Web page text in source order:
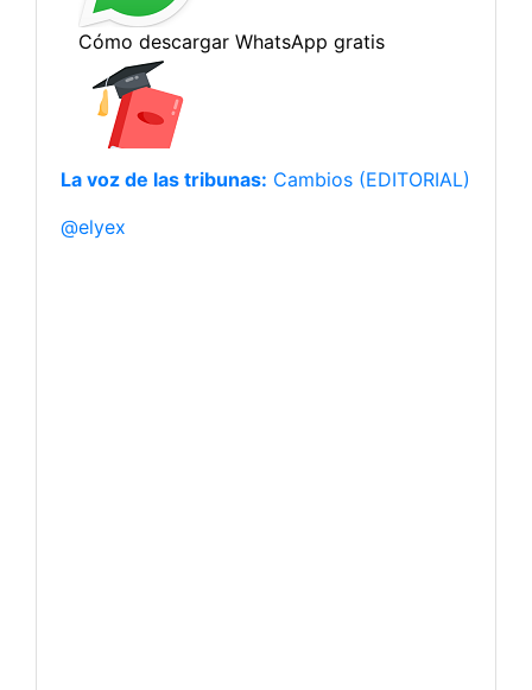
La voz de las tribunas: Cambios (EDITORIAL)
@elyex